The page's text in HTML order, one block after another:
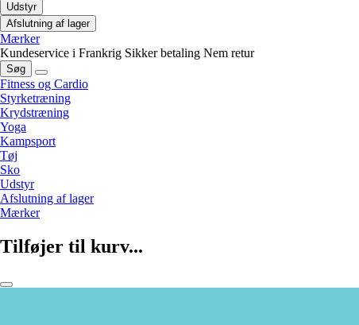
Udstyr
Afslutning af lager
Mærker
Kundeservice i Frankrig Sikker betaling Nem retur
Søg
Fitness og Cardio
Styrketræning
Krydstræning
Yoga
Kampsport
Tøj
Sko
Udstyr
Afslutning af lager
Mærker
Tilføjer til kurv...